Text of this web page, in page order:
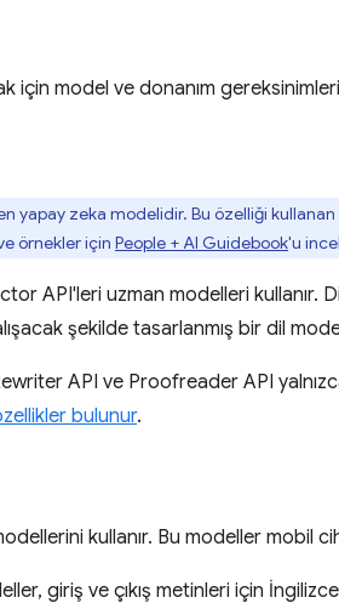
için model ve donanım
yapay zeka modelidir. Bu özelliği
örnekler için People + AI Guidebook'u
API'leri uzman modelleri kullanır.
şekilde tasarlanmış bir dil
API ve Proofreader API
bulunur.
kullanır. Bu modeller mobil
giriş ve çıkış metinleri için